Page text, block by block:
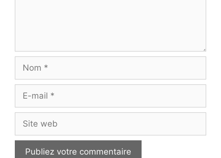
Nom
Site
web